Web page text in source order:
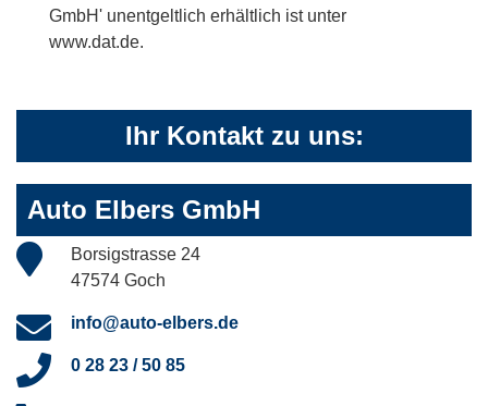
GmbH' unentgeltlich erhältlich ist unter
www.dat.de.
Ihr Kontakt zu uns:
Auto Elbers GmbH
Borsigstrasse 24
47574 Goch
info@auto-elbers.de
0 28 23 / 50 85